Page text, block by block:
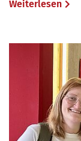
Weiterlesen